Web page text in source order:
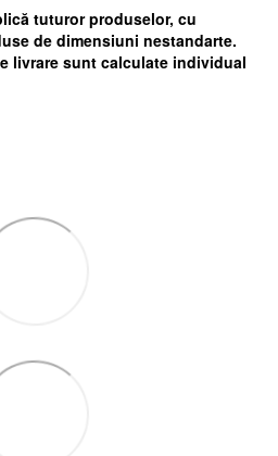
tuturor produselor, cu
de dimensiuni nestandarte.
livrare sunt calculate individual